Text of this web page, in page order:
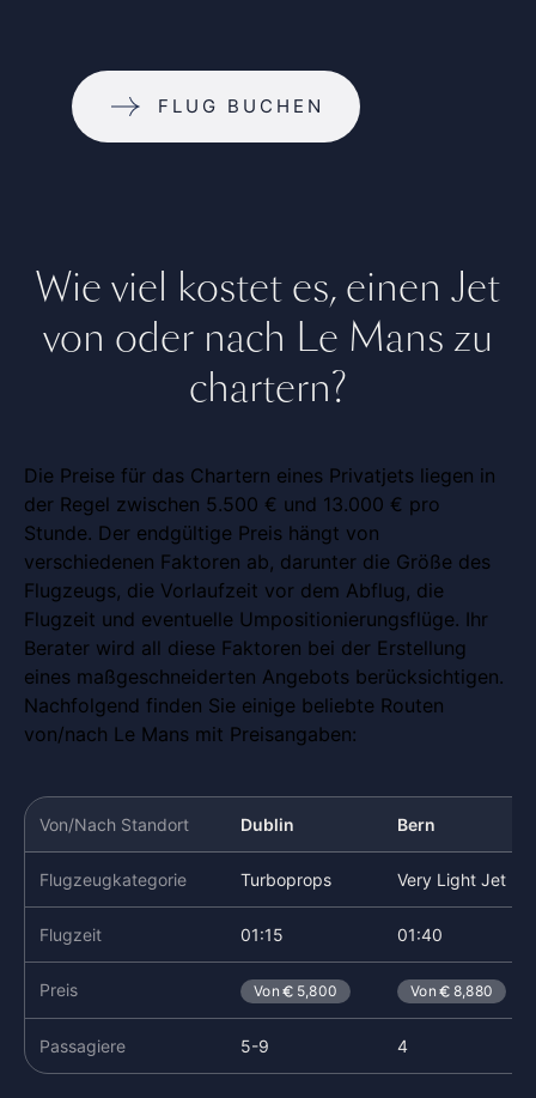
FLUG BUCHEN
Wie viel kostet es, einen Jet
von oder nach Le Mans zu
chartern?
Die Preise für das Chartern eines Privatjets liegen in
der Regel zwischen 5.500 € und 13.000 € pro
Stunde. Der endgültige Preis hängt von
verschiedenen Faktoren ab, darunter die Größe des
Flugzeugs, die Vorlaufzeit vor dem Abflug, die
Flugzeit und eventuelle Umpositionierungsflüge. Ihr
Berater wird all diese Faktoren bei der Erstellung
eines maßgeschneiderten Angebots berücksichtigen.
Nachfolgend finden Sie einige beliebte Routen
von/nach Le Mans mit Preisangaben:
Von/Nach Standort Dublin Bern
Flugzeugkategorie Turboprops Very Light Jet
Flugzeit 01:15 01:40
Preis Von 5,800 Von 8,880
Passagiere 5-9 4